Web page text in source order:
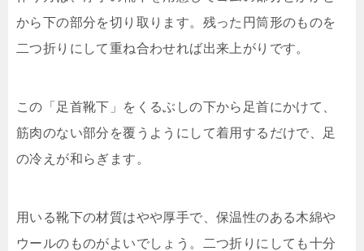
から下の部分を切り取ります。残った円筒形のものを
二つ折りにして重ね合わせれば出来上がりです。
この「足首靴下」をくるぶしの下から足首にかけて、
筋肉のない部分を覆うようにして着用するだけで、足
の冷えが和らぎます。
用いる靴下の材質はやや厚手で、保温性のある木綿や
ウールのものがよいでしょう。二つ折りにしても十分